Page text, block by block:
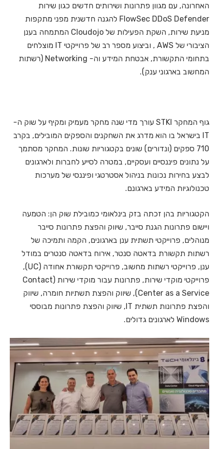
האחרונה, עם מגוון פתרונות ושירותים חדשים כגון שירות
FlowSec DDoS Defender להגנה חדשנית מפני מתקפות
מניעת שירות, השקת הפעילות של Cloudojo המתמחה בענן
הציבורי של AWS , וביצוע מספר רב של פרוייקטי IT מוצלחים
בתחומי התקשורת, אבטחת המידע וה- Networking (רשתות
המחשוב בארגוני ענק).
גוף המחקר STKI עורך מדי שנה מחקר מעמיק ומקיף על שוק ה-
IT בישראל בו הוא מדרג את השחקנים והספקים המובילים, בקרב
710 ספקים (ונדורים) שונים בקטגוריות שונות. המחקר מסתמך
על נתונים פיננסיים ועסקיים, במטרה לסייע לחברות ולארגונים
לבצע בחירות נכונות בניהול אסטרטגי ופיננסי של מערכות
טכנולוגיות המידע בארגונם.
הקטגוריות בהן זכתה בזק בינלאומי כמובילת שוק הן: הטמעה
ויישום פתרונות הגנת סייבר, שיווק והפצת פתרונות סייבר
מנוהלים, פרוייקטי תשתית ענן בארגונים, הקמה ותמיכה של
רשתות תקשורת בדאטה סנטר, אירוח בדאטה סנטרים במודל
ענן, פרוייקטי רשתות מחשוב, פרוייקטי תקשורת אחודה (UC),
פרוייקטי מוקדי שירות, פתרונות עבור מוקדי שירות (Contact
Center as a Service), שיווק והפצת תשתיות חומרה, שיווק
והפצת פתרונות תשתית IT, שיווק והפצת פתרונות מבוססי
Windows לארגונים גדולים.